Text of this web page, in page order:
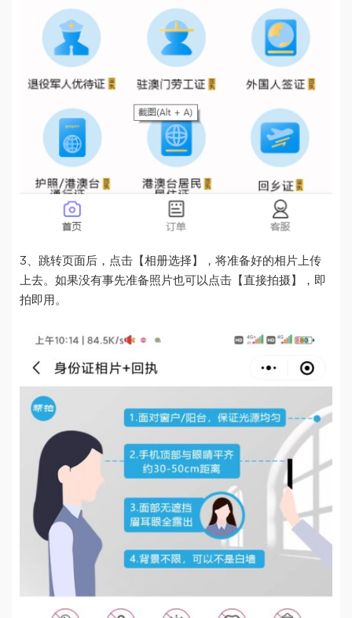
3、跳转页面后，点击【相册选择】，将准备好的相片上传
上去。如果没有事先准备照片也可以点击【直接拍摄】，即
拍即用。